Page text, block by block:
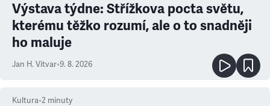
Výstava týdne: Střížkova pocta světu,
kterému těžko rozumí, ale o to snadněji
ho maluje
Jan H. Vitvar•9. 8. 2026
Kultura•2 minuty